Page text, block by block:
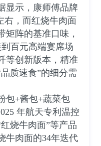
显示，康师傅品牌
右，而红烧牛肉面
矩阵的基准口味，
百元高端宴席场
等创新版本，精准
质速食”的细分需
包+酱包+蔬菜包
年航天专利温控
烧牛肉面”等产品
牛肉面的34年迭代